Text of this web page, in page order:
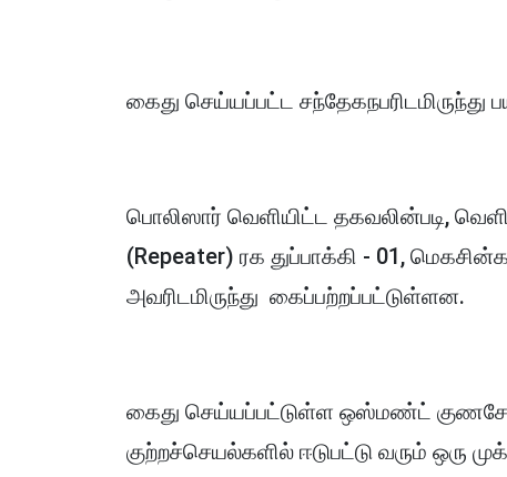
கைது செய்யப்பட்ட
பொலிஸார் வெளியிட்ட தகவலின்படி,
(Repeater) ரக துப்பாக்கி - 01,
அவரிடமிருந்து கைப்பற்றப்பட்டுள்ளன.
கைது செய்யப்பட்டுள்ள ஒஸ்மண்ட்
குற்றச்செயல்களில் ஈடுபட்டு வரும் ஒரு